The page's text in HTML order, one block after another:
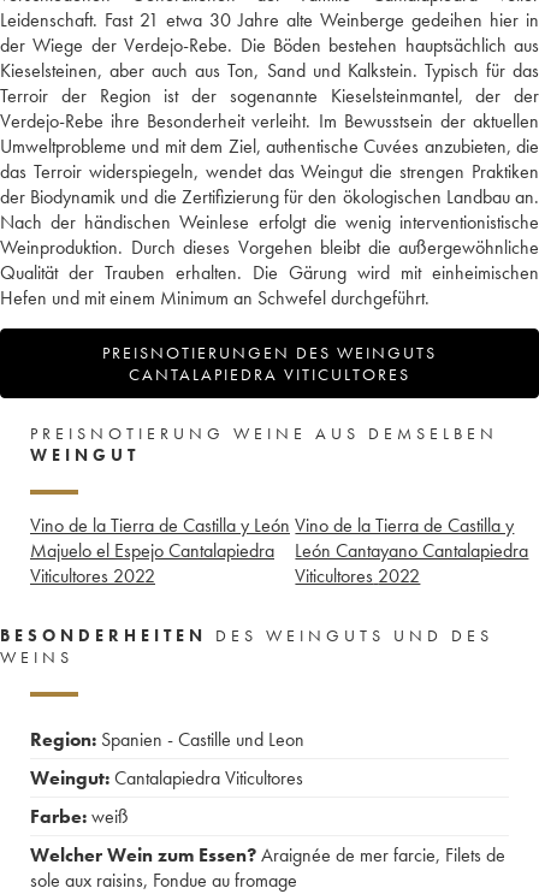
Leidenschaft. Fast 21 etwa 30 Jahre alte Weinberge gedeihen hier in
der Wiege der Verdejo-Rebe. Die Böden bestehen hauptsächlich aus
Kieselsteinen, aber auch aus Ton, Sand und Kalkstein. Typisch für das
Terroir der Region ist der sogenannte Kieselsteinmantel, der der
Verdejo-Rebe ihre Besonderheit verleiht. Im Bewusstsein der aktuellen
Umweltprobleme und mit dem Ziel, authentische Cuvées anzubieten, die
das Terroir widerspiegeln, wendet das Weingut die strengen Praktiken
der Biodynamik und die Zertifizierung für den ökologischen Landbau an.
Nach der händischen Weinlese erfolgt die wenig interventionistische
Weinproduktion. Durch dieses Vorgehen bleibt die außergewöhnliche
Qualität der Trauben erhalten. Die Gärung wird mit einheimischen
Hefen und mit einem Minimum an Schwefel durchgeführt.
PREISNOTIERUNGEN DES WEINGUTS
CANTALAPIEDRA VITICULTORES
PREISNOTIERUNG WEINE AUS DEMSELBEN
WEINGUT
Vino de la Tierra de Castilla y León
Majuelo el Espejo Cantalapiedra
Viticultores 2022
Vino de la Tierra de Castilla y
León Cantayano Cantalapiedra
Viticultores 2022
BESONDERHEITEN
DES WEINGUTS UND DES
WEINS
Region: Spanien - Castille und Leon
Weingut:Cantalapiedra Viticultores
Farbe:weiß
Welcher Wein zum Essen?Araignée de mer farcie, Filets de
sole aux raisins, Fondue au fromage